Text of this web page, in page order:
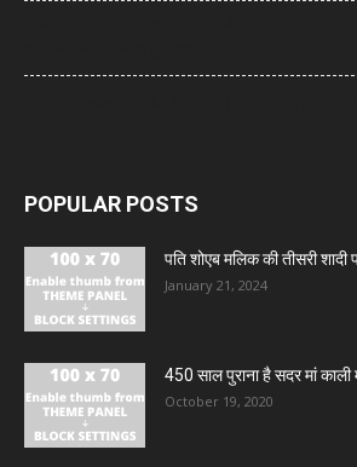
POPULAR POSTS
पति शोएब मलिक की तीसरी शादी
January 21, 2024
450 साल पुराना है सदर मां काली
October 19, 2020